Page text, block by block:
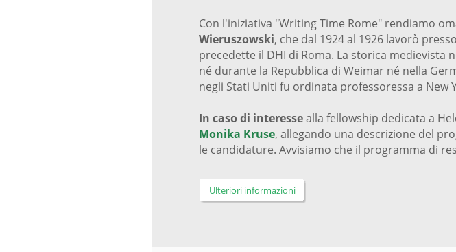
Con l'iniziativa "Writing Time Rome" rendiamo
Wieruszowski, che dal 1924 al 1926 lavorò
precedette il DHI di Roma. La storica
né durante la Repubblica di Weimar né nella
negli Stati Uniti fu ordinata professoressa a New
In caso di interessealla fellowship dedicata a
Monika Kruse, allegando una descrizione del
le candidature. Avvisiamo che il programma di
Ulteriori informazioni